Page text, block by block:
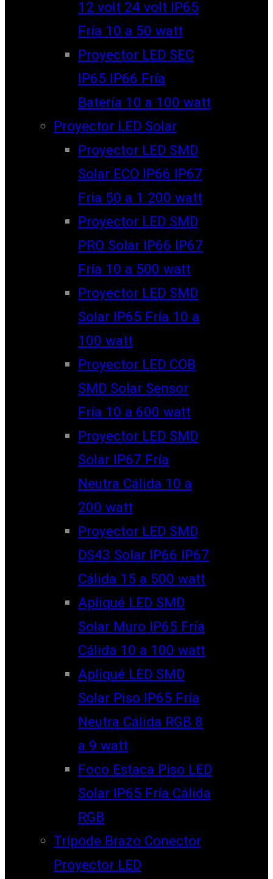
12 volt 24 volt IP65
Fría 10 a 50 watt
Proyector LED SEC
IP65 IP66 Fría
Batería 10 a 100 watt
Proyector LED Solar
Proyector LED SMD
Solar ECO IP66 IP67
Fría 50 a 1.200 watt
Proyector LED SMD
PRO Solar IP66 IP67
Fría 10 a 500 watt
Proyector LED SMD
Solar IP65 Fría 10 a
100 watt
Proyector LED COB
SMD Solar Sensor
Fría 10 a 600 watt
Proyector LED SMD
Solar IP67 Fría
Neutra Cálida 10 a
200 watt
Proyector LED SMD
DS43 Solar IP66 IP67
Cálida 15 a 500 watt
Apliqué LED SMD
Solar Muro IP65 Fría
Cálida 10 a 100 watt
Apliqué LED SMD
Solar Piso IP65 Fría
Neutra Cálida RGB 8
a 9 watt
Foco Estaca Piso LED
Solar IP65 Fría Cálida
RGB
Trípode Brazo Conector
Proyector LED